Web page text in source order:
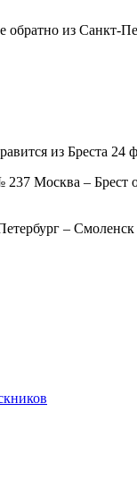
из Санкт-
из Бреста 24
Москва –
–